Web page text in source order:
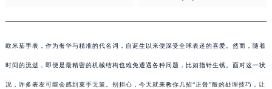
欧米茄手表，作为奢华与精准的代名词，自诞生以来便深受全球表迷的喜爱。然而，随着
时间的流逝，即便是最精密的机械结构也难免遭遇各种问题，比如指针生锈。面对这一状
况，许多表友可能会感到束手无策。别担心，今天就来教你几招“正骨”般的处理技巧，让